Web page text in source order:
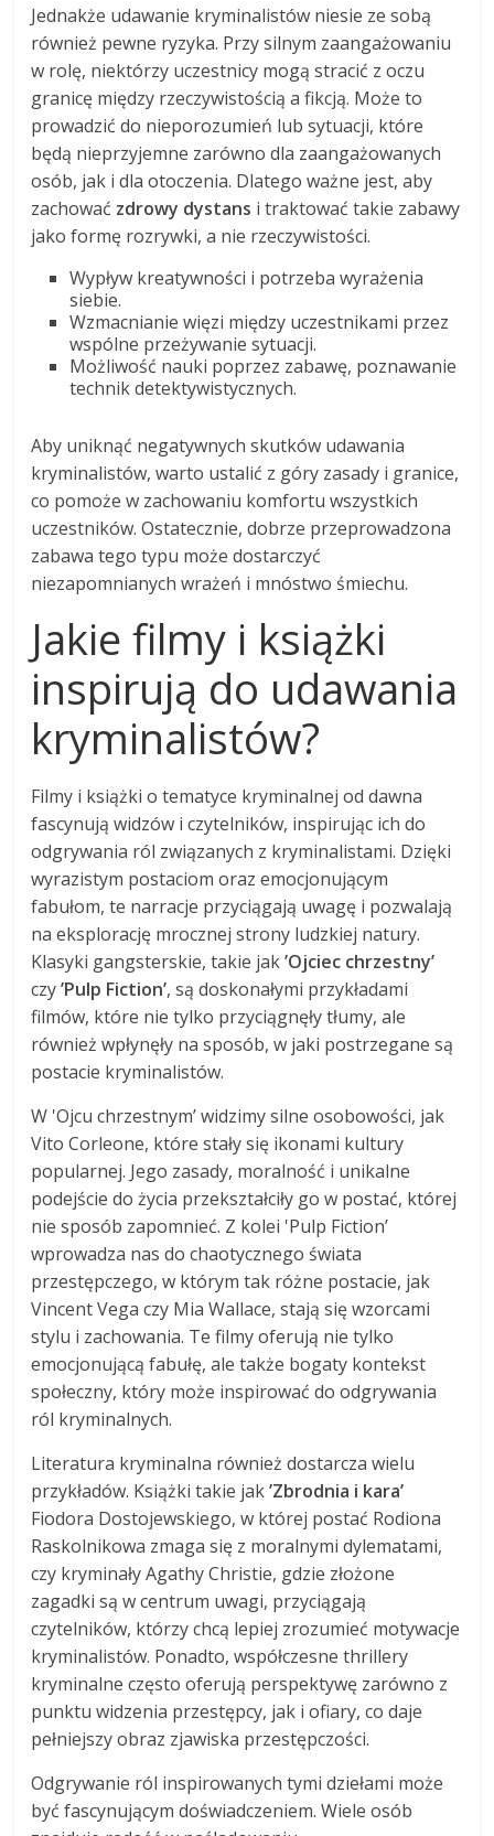
Jednakże udawanie kryminalistów niesie ze sobą
również pewne ryzyka. Przy silnym zaangażowaniu
w rolę, niektórzy uczestnicy mogą stracić z oczu
granicę między rzeczywistością a fikcją. Może to
prowadzić do nieporozumień lub sytuacji, które
będą nieprzyjemne zarówno dla zaangażowanych
osób, jak i dla otoczenia. Dlatego ważne jest, aby
zachować zdrowy dystans i traktować takie zabawy
jako formę rozrywki, a nie rzeczywistości.
Wypływ kreatywności i potrzeba wyrażenia
siebie.
Wzmacnianie więzi między uczestnikami przez
wspólne przeżywanie sytuacji.
Możliwość nauki poprzez zabawę, poznawanie
technik detektywistycznych.
Aby uniknąć negatywnych skutków udawania
kryminalistów, warto ustalić z góry zasady i granice,
co pomoże w zachowaniu komfortu wszystkich
uczestników. Ostatecznie, dobrze przeprowadzona
zabawa tego typu może dostarczyć
niezapomnianych wrażeń i mnóstwo śmiechu.
Jakie filmy i książki
inspirują do udawania
kryminalistów?
Filmy i książki o tematyce kryminalnej od dawna
fascynują widzów i czytelników, inspirując ich do
odgrywania ról związanych z kryminalistami. Dzięki
wyrazistym postaciom oraz emocjonującym
fabułom, te narracje przyciągają uwagę i pozwalają
na eksplorację mrocznej strony ludzkiej natury.
Klasyki gangsterskie, takie jak’Ojciec chrzestny’
czy’Pulp Fiction’, są doskonałymi przykładami
filmów, które nie tylko przyciągnęły tłumy, ale
również wpłynęły na sposób, w jaki postrzegane są
postacie kryminalistów.
W 'Ojcu chrzestnym’ widzimy silne osobowości, jak
Vito Corleone, które stały się ikonami kultury
popularnej. Jego zasady, moralność i unikalne
podejście do życia przekształciły go w postać, której
nie sposób zapomnieć. Z kolei 'Pulp Fiction’
wprowadza nas do chaotycznego świata
przestępczego, w którym tak różne postacie, jak
Vincent Vega czy Mia Wallace, stają się wzorcami
stylu i zachowania. Te filmy oferują nie tylko
emocjonującą fabułę, ale także bogaty kontekst
społeczny, który może inspirować do odgrywania
ról kryminalnych.
Literatura kryminalna również dostarcza wielu
przykładów. Książki takie jak’Zbrodnia i kara’
Fiodora Dostojewskiego, w której postać Rodiona
Raskolnikowa zmaga się z moralnymi dylematami,
czy kryminały Agathy Christie, gdzie złożone
zagadki są w centrum uwagi, przyciągają
czytelników, którzy chcą lepiej zrozumieć motywacje
kryminalistów. Ponadto, współczesne thrillery
kryminalne często oferują perspektywę zarówno z
punktu widzenia przestępcy, jak i ofiary, co daje
pełniejszy obraz zjawiska przestępczości.
Odgrywanie ról inspirowanych tymi dziełami może
być fascynującym doświadczeniem. Wiele osób